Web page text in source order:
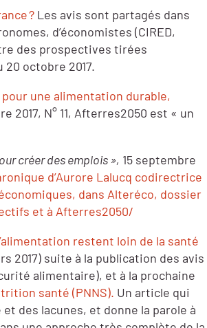
?Les avis sont partagés dans
d’économistes (CIRED,
des prospectives tirées
20 octobre 2017.
une alimentation durable,
2017, N° 11, Afterres2050 est « un
créer des emplois », 15 septembre
d’Aurore Lalucq codirectrice
dans Alteréco, dossier
et à Afterres2050/
restent loin de la santé
2017) suite à la publication des avis
alimentaire), et à la prochaine
santé (PNNS). Un article qui
des lacunes, et donne la parole à